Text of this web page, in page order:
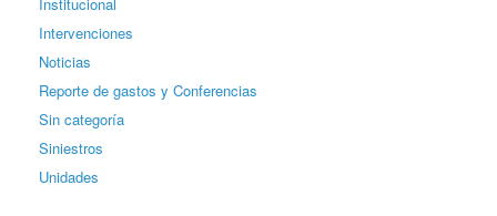
Intervenciones
Noticias
Reporte de gastos y Conferencias
Sin categoría
Siniestros
Unidades